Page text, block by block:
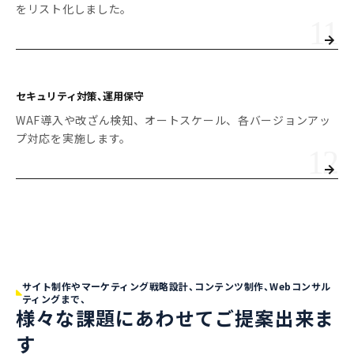
をリスト化しました。
セキュリティ対策、運用保守
WAF導入や改ざん検知、オートスケール、各バージョンアッ
プ対応を実施します。
サイト制作やマーケティング戦略設計、コンテンツ制作、Webコンサル
ティングまで、
様々な課題にあわせてご提案出来ま
す